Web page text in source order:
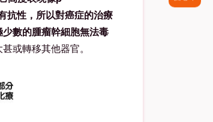
抗性，所以對癌症的治療
數的腫瘤幹細胞無法毒
或轉移其他器官。